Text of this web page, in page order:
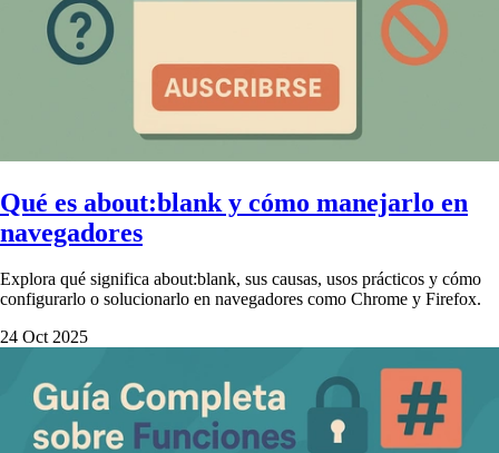
Qué es about:blank y cómo manejarlo en
navegadores
Explora qué significa about:blank, sus causas, usos prácticos y cómo
configurarlo o solucionarlo en navegadores como Chrome y Firefox.
24 Oct 2025